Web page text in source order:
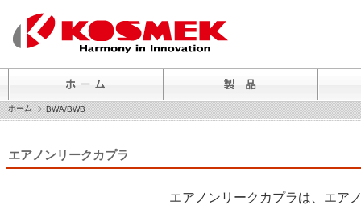
ホーム BWA/BWB
エアノンリークカプラ
エアノンリークカプラは、エア